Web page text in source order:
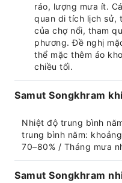
ráo, lượng mưa ít.
quan di tích lịch sử,
của chợ nổi, tham
phương. Đề nghị
thể mặc thêm áo
chiều tối.
Samut Songkhram
Nhiệt độ trung bình
trung bình năm:
70–80% / Tháng mưa
Samut Songkhram